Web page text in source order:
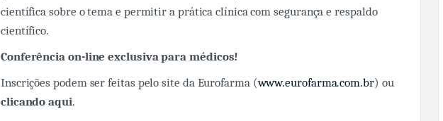
científica sobre o tema e permitir a prática clínica com segurança e respaldo
científico.
Conferência on-line exclusiva para médicos!
Inscrições podem ser feitas pelo site da Eurofarma (www.eurofarma.com.br) ou
clicando aqui.